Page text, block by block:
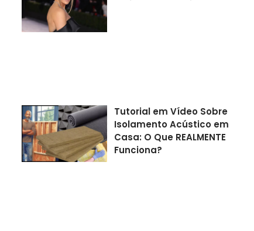
Tutorial em Vídeo Sobre
Isolamento Acústico em
Casa: O Que REALMENTE
Funciona?